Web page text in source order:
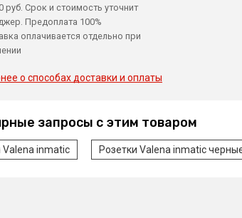
руб. Срок и стоимость уточнит
Предоплата 100%
оплачивается отдельно при
о способах доставки и оплаты
запросы с этим товаром
Valena inmatic Розетки Valena inmatic